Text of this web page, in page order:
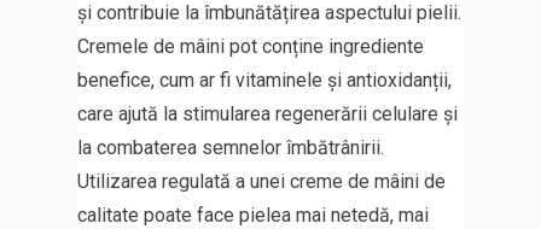
și contribuie la îmbunătățirea aspectului pielii.
Cremele de mâini pot conține ingrediente
benefice, cum ar fi vitaminele și antioxidanții,
care ajută la stimularea regenerării celulare și
la combaterea semnelor îmbătrânirii.
Utilizarea regulată a unei creme de mâini de
calitate poate face pielea mai netedă, mai